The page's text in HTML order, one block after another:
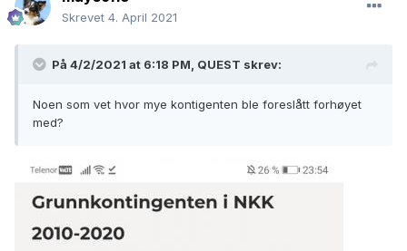
Skrevet 4. April 2021
På 4/2/2021 at 6:18 PM, QUEST skrev:
Noen som vet hvor mye kontigenten ble foreslått forhøyet
med?